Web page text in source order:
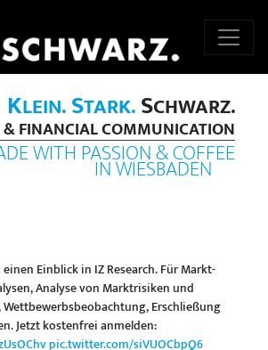
KLEIN.STARK.SCHWARZ.
& FINANCIAL COMMUNICATION
WITH PASSION & COFFEE
IN WIESBADEN
Einblick in IZ Research. Für Markt-
Analyse von Marktrisiken und
Erschließung
Jetzt kostenfrei anmelden:
pic.twitter.com/siVUOCbpQ6